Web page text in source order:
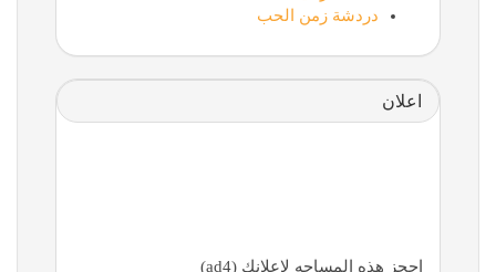
دردشة زمن الحب
اعلان
احجز هذه المساحه لإعلانك (ad4)